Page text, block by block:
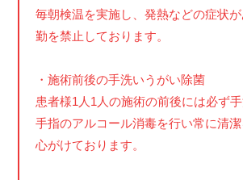
毎朝検温を実施し、発熱などの症状
勤を禁止しております。
・施術前後の手洗いうがい除菌
患者様1人1人の施術の前後には必ず手
手指のアルコール消毒を行い常に清
心がけております。